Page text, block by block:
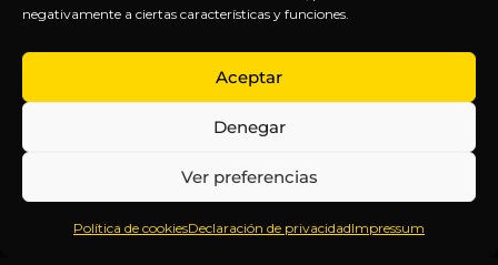
negativamente a ciertas características y funciones.
Aceptar
Denegar
Ver preferencias
Política de cookiesDeclaración de privacidadImpressum
Inteligencia
Anticipándonos
EXPLORA
Inicio
Sobre
Contenido
Webinars
LEGAL
Política
de
Términos y
Aviso
SÍGUENOS